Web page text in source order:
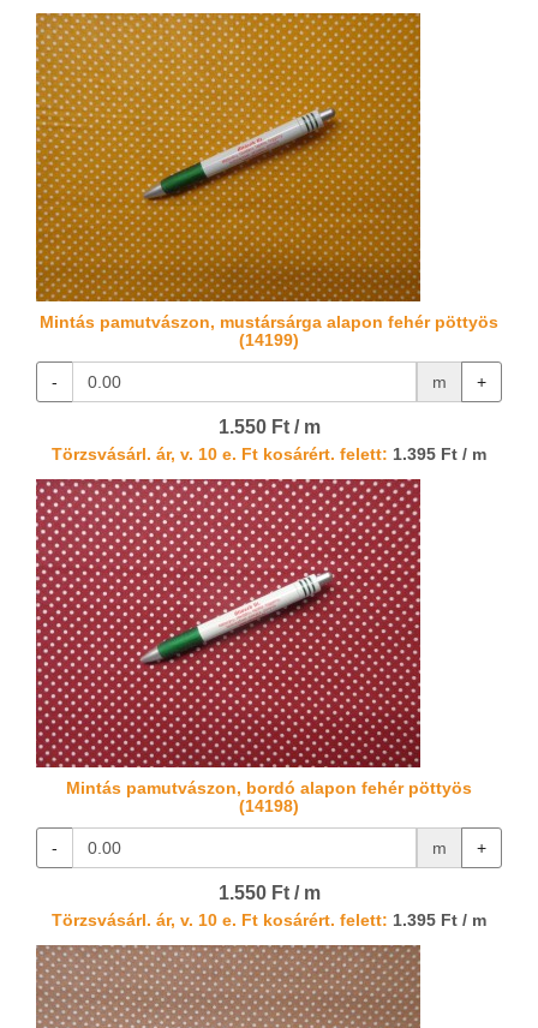
Mintás pamutvászon, mustársárga alapon fehér pöttyös
(14199)
- m +
1.550 Ft / m
Törzsvásárl. ár, v. 10 e. Ft kosárért. felett: 1.395 Ft / m
Mintás pamutvászon, bordó alapon fehér pöttyös
(14198)
- m +
1.550 Ft / m
Törzsvásárl. ár, v. 10 e. Ft kosárért. felett: 1.395 Ft / m